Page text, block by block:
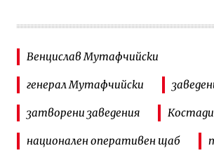
Венцислав Мутафчийски
генерал Мутафчийски
затворени заведения
национален оперативен щаб